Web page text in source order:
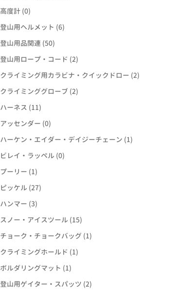
高度計 (0)
登山用ヘルメット (6)
登山用品関連 (50)
登山用ロープ・コード (2)
クライミング用カラビナ・クイックドロー (2)
クライミンググローブ (2)
ハーネス (11)
アッセンダー (0)
ハーケン・エイダー・デイジーチェーン (1)
ビレイ・ラッペル (0)
プーリー (1)
ピッケル (27)
ハンマー (3)
スノー・アイスツール (15)
チョーク・チョークバッグ (1)
クライミングホールド (1)
ボルダリングマット (1)
登山用ゲイター・スパッツ (2)